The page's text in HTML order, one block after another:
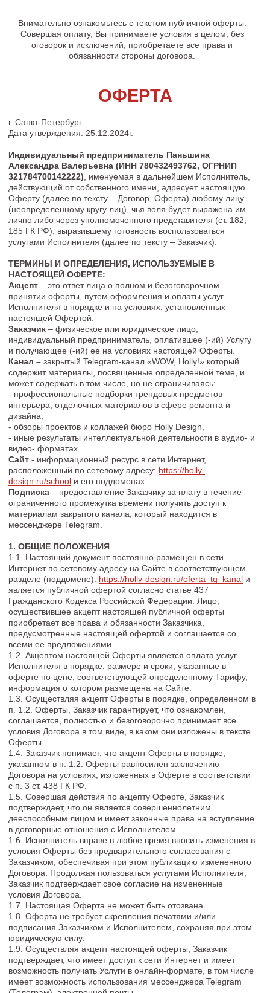
Александра Валерьевна (ИНН 780432493762, ОГРНИП
321784700142222), именуемая в дальнейшем Исполнитель,
действующий от собственного имени, адресует настоящую
лично либо через уполномоченного представителя (ст. 182,
185 ГК РФ), выразившему готовность воспользоваться
услугами Исполнителя (далее по тексту – Заказчик).
ТЕРМИНЫ И ОПРЕДЕЛЕНИЯ, ИСПОЛЬЗУЕМЫЕ В
НАСТОЯЩЕЙ ОФЕРТЕ:
Акцепт – это ответ лица о полном и безоговорочном
принятии оферты, путем оформления и оплаты услуг
Исполнителя в порядке и на условиях, установленных
настоящей Офертой.
Заказчик– физическое или юридическое лицо,
индивидуальный предприниматель, оплатившее (-ий) Услугу
содержит материалы, посвященные определенной теме, и
может содержать в том числе, но не ограничиваясь:
- профессиональные подборки трендовых предметов
интерьера, отделочных материалов в сфере ремонта и
дизайна,
- обзоры проектов и коллажей бюро Holly Design,
- иные результаты интеллектуальной деятельности в аудио- и
видео- форматах.
Сайт- информационный ресурс в сети Интернет,
расположенный по сетевому адресу: https://holly-
design.ru/schoolи его поддоменах.
Подписка– предоставление Заказчику за плату в течение
ограниченного промежутка времени получить доступ к
материалам закрытого канала, который находится в
мессенджере Telegram.
1. ОБЩИЕ ПОЛОЖЕНИЯ
1.1. Настоящий документ постоянно размещен в сети
Интернет по сетевому адресу на Сайте в соответствующем
разделе (поддомене):
является публичной офертой согласно статье 437
Гражданского Кодекса Российской Федерации. Лицо,
осуществившее акцепт настоящей публичной оферты
приобретает все права и обязанности Заказчика,
предусмотренные настоящей офертой и соглашается со
всеми ее предложениями.
1.2. Акцептом настоящей Оферты является оплата услуг
Исполнителя в порядке, размере и сроки, указанные в
оферте по цене, соответствующей определенному Тарифу,
информация о котором размещена на Сайте.
1.3. Осуществляя акцепт Оферты в порядке, определенном в
п. 1.2. Оферты, Заказчик гарантирует, что ознакомлен,
соглашается, полностью и безоговорочно принимает все
условия Договора в том виде, в каком они изложены в тексте
указанном в п. 1.2. Оферты равносилен заключению
Договора на условиях, изложенных в Оферте в соответствии
с п. 3 ст. 438 ГК РФ.
1.5. Совершая действия по акцепту Оферте, Заказчик
подтверждает, что он является совершеннолетним
дееспособным лицом и имеет законные права на вступление
в договорные отношения с Исполнителем.
1.6. Исполнитель вправе в любое время вносить изменения в
условия Оферты без предварительного согласования с
Заказчиком, обеспечивая при этом публикацию измененного
Договора. Продолжая пользоваться услугами Исполнителя,
Заказчик подтверждает свое согласие на измененные
условия Договора.
1.7. Настоящая Оферта не может быть отозвана.
1.8. Оферта не требует скрепления печатями и/или
подписания Заказчиком и Исполнителем, сохраняя при этом
юридическую силу.
1.9. Осуществляя акцепт настоящей оферты, Заказчик
подтверждает, что имеет доступ к сети Интернет и имеет
возможность получать Услуги в онлайн-формате, в том числе
имеет возможность использования мессенджера Telegram
(Телеграм), электронной почты.
1.10. Заказчик обязуется внимательно прочитать текст
данной оферты и, если он не согласен с каким-либо пунктом,
то Исполнитель предлагает отказаться от каких-либо
действий, необходимых для акцепта или заключить
персональный договор на отдельно обсуждаемых с
Исполнителем условиях.
2. ПРЕДМЕТ ДОГОВОРА
2.1. Исполнитель оказывает возмездные услуги Заказчику по
предоставлению доступа к материалам Канала в течение
определенного промежутка времени в соответствии
выбранным тарифом Подписки в режиме онлайн.
2.2. Материалы Канала включают в себя:
- профессиональные подборки трендовых предметов
интерьера, отделочных материалов в сфере ремонта и
дизайна,
- обзоры проектов и коллажей бюро Holly Design,
- иные результаты интеллектуальной деятельности в аудио- и
видео- форматах.
2.3. Состав услуг и их стоимость размещены на Сайте и/или
в Telegram-боте @pro_holly_design_bot.
2.4. Исполнитель вправе по своему усмотрению изменять
тематику материалов в рамках настоящей Оферты.
2.5. Доступ Заказчика к материалам осуществляется через
закрытый Telegram-канал.
2.6. Исполнитель предоставляет Заказчику на условиях
безвозмездной простой (неисключительной) лицензии право
на:
- использование аудиозаписей, а именно право на
воспроизведение, на срок действия подписки;
- использование материалов подборок, а именно право на
воспроизведение (просмотр), скачивание и хранение на срок
действия подписки.
2.7. Период подписки составляет 1 месяц, 3 месяца, 6
месяцев или 1 год (тариф «Навсегда») в зависимости от
выбранного Тарифа.
Совершая оплату, Вы принимаете условия в целом, без
оговорок и исключений, приобретаете все права и
обязанности стороны договора.